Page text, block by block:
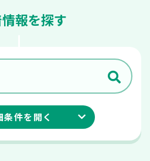
報を探す
条件を開く